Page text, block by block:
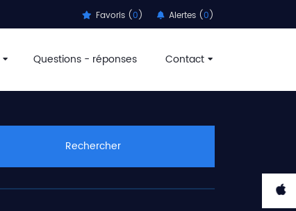
Favoris (0) Alertes (0)
Questions - réponses Contact
Rechercher